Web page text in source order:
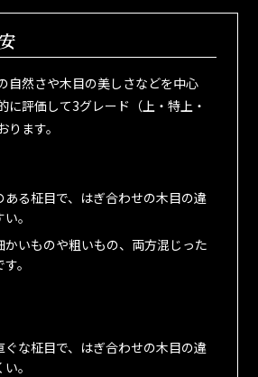
自然さや木目の美しさなどを中心
に評価して3グレード（上・特上・
ます。
ある柾目で、はぎ合わせの木目の違
。
かいものや粗いもの、両方混じった
。
ぐな柾目で、はぎ合わせの木目の違
。